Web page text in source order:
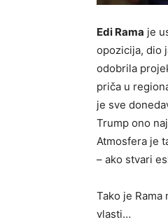
Edi Rama je
opozicija, dio
odobrila
priča u
je sve
Trump ono
Atmosfera je
– ako stvari
Tako je
vlasti…